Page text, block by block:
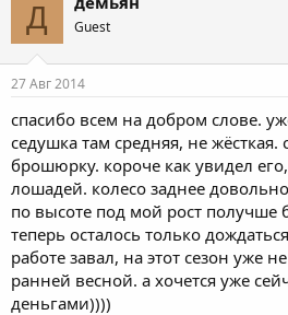
Д Guest
27 Авг 2014
спасибо всем на добром слове.
седушка там средняя, не жёсткая.
брошюрку. короче как увидел
лошадей. колесо заднее
по высоте под мой рост получше
теперь осталось только
работе завал, на этот сезон уже
ранней весной. а хочется уже
деньгами))))